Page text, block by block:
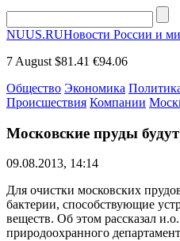
NUUS.RUНовости России и
7 August $81.41 €94.06
Общество Экономика
Происшествия Компании
Московские пруды
09.08.2013, 14:14
Для очистки московских
бактерии, способствующие
веществ. Об этом рассказал
природоохранного